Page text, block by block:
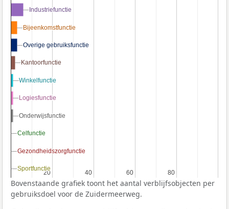
20
20 40
40 60
60 80
80
Industriefunctie
Industriefunctie
Bijeenkomstfunctie
Bijeenkomstfunctie
Overige gebruiksfunctie
Overige gebruiksfunctie
Kantoorfunctie
Kantoorfunctie
Winkelfunctie
Winkelfunctie
Logiesfunctie
Logiesfunctie
Onderwijsfunctie
Onderwijsfunctie
Celfunctie
Celfunctie
Gezondheidszorgfunctie
Gezondheidszorgfunctie
Sportfunctie
Sportfunctie
Bovenstaande grafiek toont het aantal verblijfsobjecten per
gebruiksdoel voor de Zuidermeerweg.